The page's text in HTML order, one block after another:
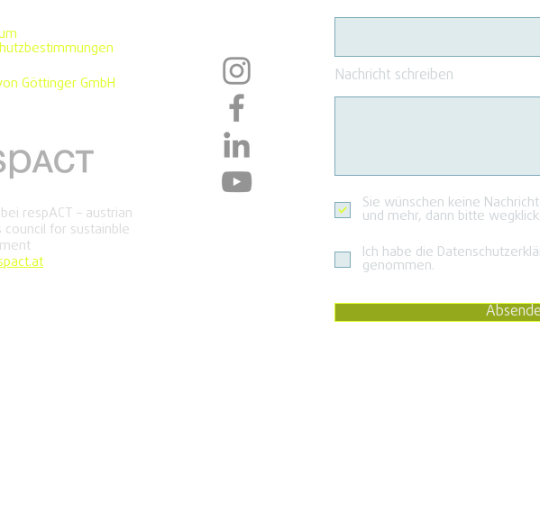
Göttinger GmbH
respACT – austrian
council for sustainble
Nachricht schreiben
Sie wünschen keine
und mehr, dann bitte
Ich habe die
genommen.